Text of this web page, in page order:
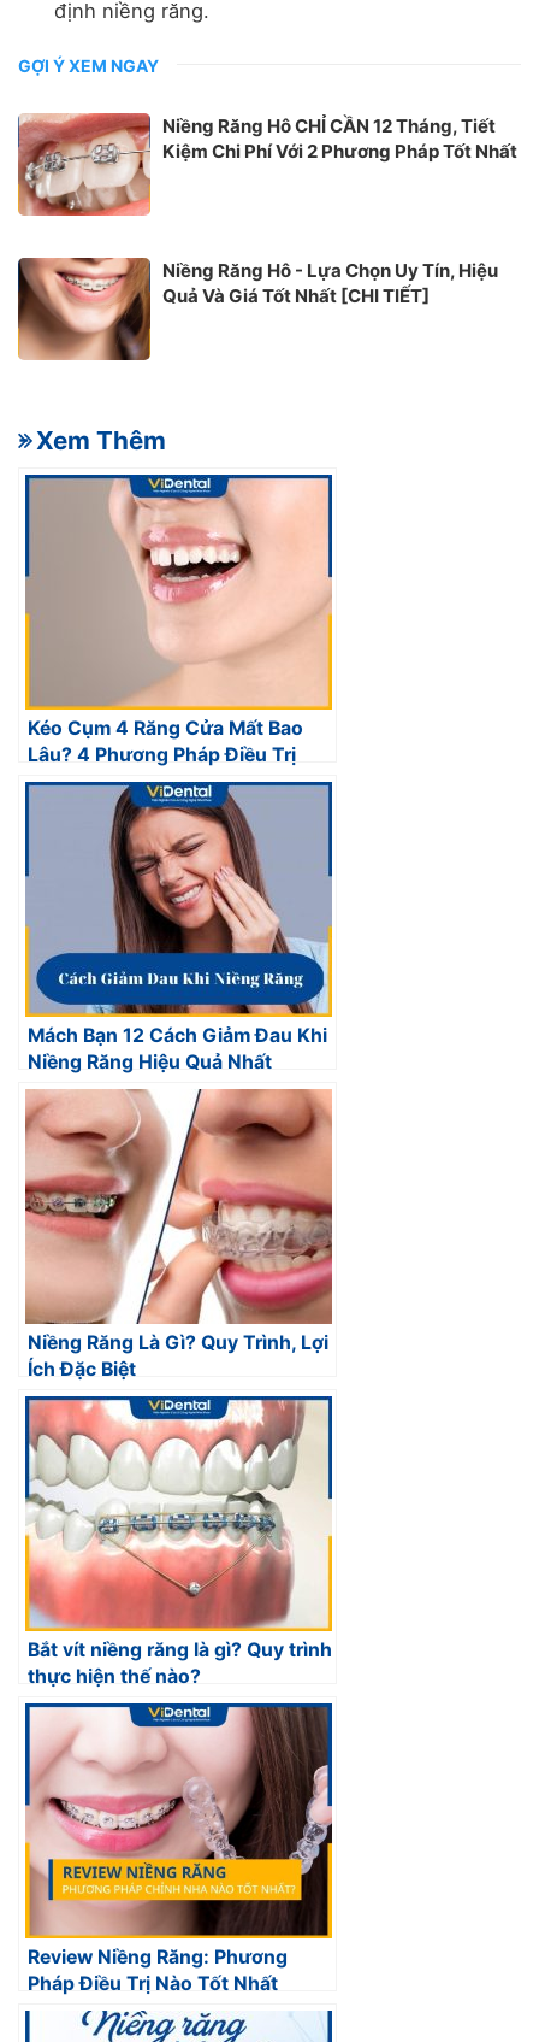
định niềng răng.
GỢI Ý XEM NGAY
Niềng Răng Hô CHỈ CẦN 12 Tháng, Tiết
Kiệm Chi Phí Với 2 Phương Pháp Tốt Nhất
Niềng Răng Hô - Lựa Chọn Uy Tín, Hiệu
Quả Và Giá Tốt Nhất [CHI TIẾT]
- Xem Thêm
Kéo Cụm 4 Răng Cửa Mất Bao
Lâu? 4 Phương Pháp Điều Trị
Mách Bạn 12 Cách Giảm Đau Khi
Niềng Răng Hiệu Quả Nhất
Niềng Răng Là Gì? Quy Trình, Lợi
Ích Đặc Biệt
Bắt vít niềng răng là gì? Quy trình
thực hiện thế nào?
Review Niềng Răng: Phương
Pháp Điều Trị Nào Tốt Nhất